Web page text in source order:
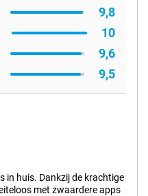
9,8
10
9,6
9,5
in huis. Dankzij de krachtige
met zwaardere apps